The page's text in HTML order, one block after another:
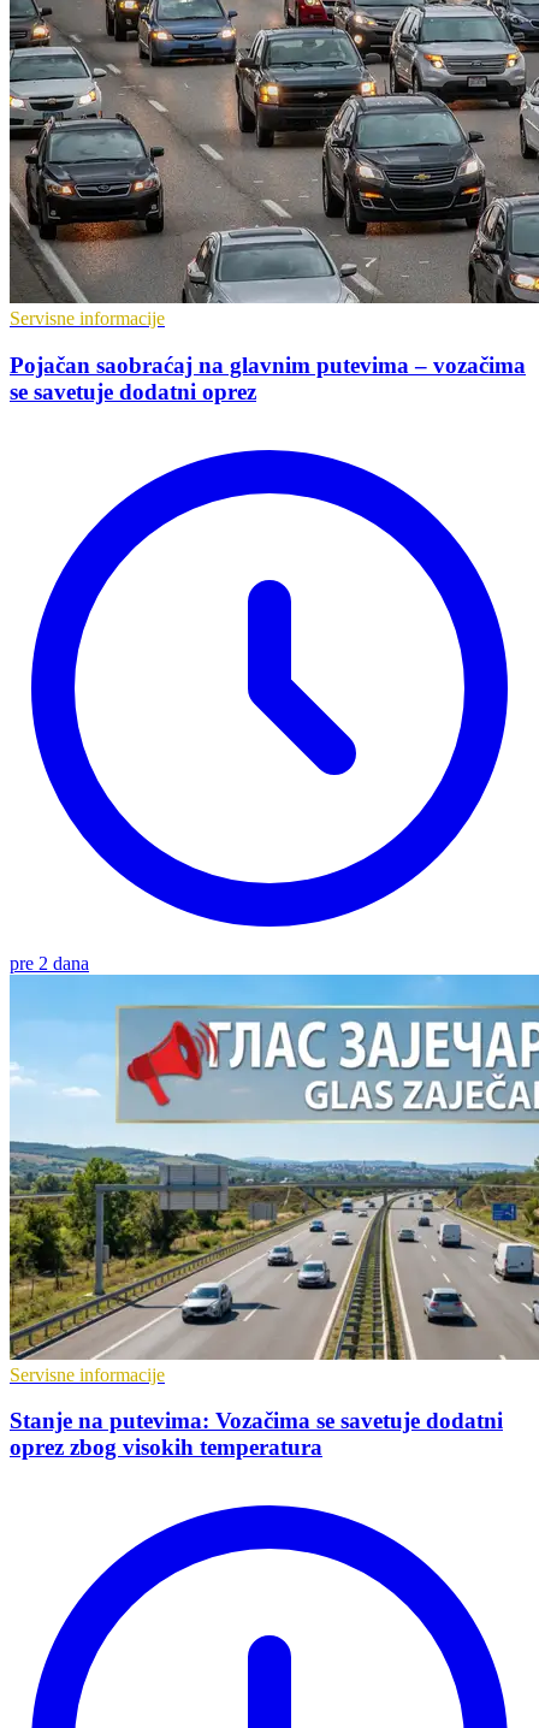
Servisne informacije
Pojačan saobraćaj na glavnim putevima – vozačima
se savetuje dodatni oprez
pre 2 dana
Servisne informacije
Stanje na putevima: Vozačima se savetuje dodatni
oprez zbog visokih temperatura